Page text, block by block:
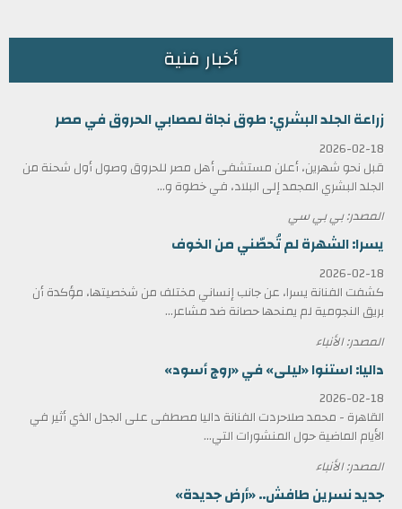
أخبار فنية
زراعة الجلد البشري: طوق نجاة لمصابي الحروق في مصر
2026-02-18
قبل نحو شهرين، أعلن مستشفى أهل مصر للحروق وصول أول شحنة من
الجلد البشري المجمد إلى البلاد، في خطوة و...
المصدر: بي بي سي
يسرا: الشهرة لم تُحصّني من الخوف
2026-02-18
كشفت الفنانة يسرا، عن جانب إنساني مختلف من شخصيتها، مؤكدة أن
بريق النجومية لم يمنحها حصانة ضد مشاعر...
المصدر: الأنباء
داليا: استنوا «ليلى» في «روج أسود»
2026-02-18
القاهرة - محمد صلاحردت الفنانة داليا مصطفى على الجدل الذي أثير في
الأيام الماضية حول المنشورات التي...
المصدر: الأنباء
جديد نسرين طافش.. «أرض جديدة»